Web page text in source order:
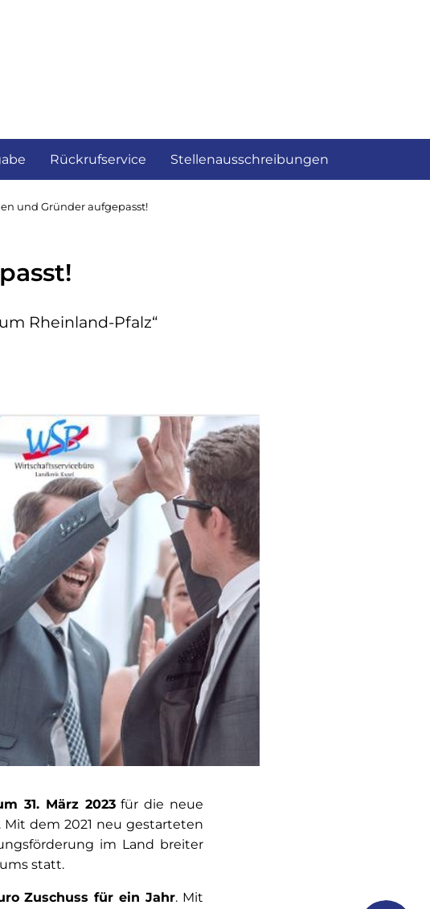
Rückrufservice Stellenausschreibungen
und Gründer aufgepasst!
Rheinland-Pfalz“
31. März 2023für die neue
. Mit dem 2021 neu gestarteten
im Land breiter
statt.
Zuschuss für ein Jahr. Mit